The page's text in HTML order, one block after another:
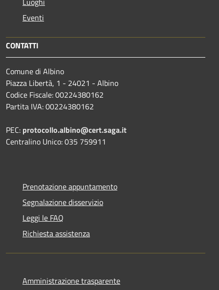
Eventi
CONTATTI
Comune di Albino
Piazza Libertà, 1 - 24021 - Albino
Codice Fiscale: 00224380162
Partita IVA: 00224380162
PEC: protocollo.albino@cert.saga.it
Centralino Unico: 035 759911
Prenotazione appuntamento
Segnalazione disservizio
Leggi le FAQ
Richiesta assistenza
Amministrazione trasparente